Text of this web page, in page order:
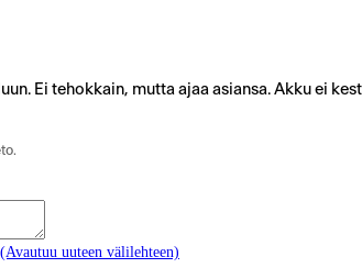
Ei tehokkain, mutta ajaa asiansa. Akku ei
uuteen välilehteen)